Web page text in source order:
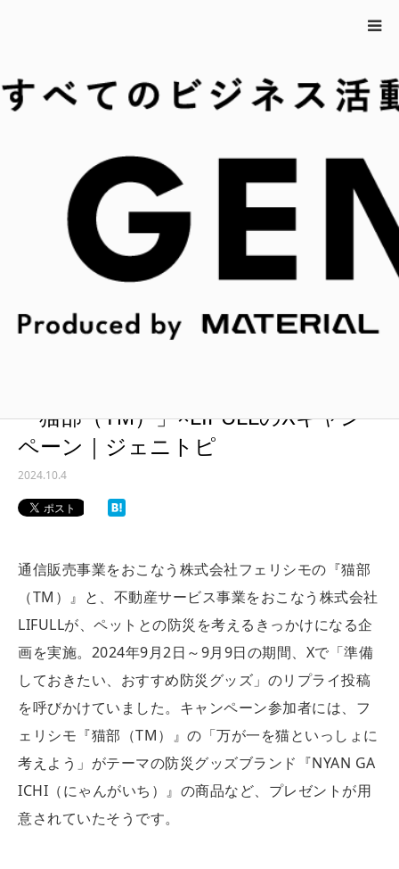
ジェニトピ
人間とペット双方の防災を考える。「猫部
（TM）」×LIFULLのXキャンペーン｜ジェニトピ
「猫部（TM）」×LIFULLのXキャン
ペーン｜ジェニトピ
2024.10.4
通信販売事業をおこなう株式会社フェリシモの『猫部
（TM）』と、不動産サービス事業をおこなう株式会社
LIFULLが、ペットとの防災を考えるきっかけになる企
画を実施。2024年9月2日～9月9日の期間、Xで「準備
しておきたい、おすすめ防災グッズ」のリプライ投稿
を呼びかけていました。キャンペーン参加者には、 フ
ェリシモ『猫部（TM）』の「万が一を猫といっしょに
考えよう」がテーマの防災グッズブランド『NYAN GA
ICHI（にゃんがいち）』の商品など、 プレゼントが用
意されていたそうです。